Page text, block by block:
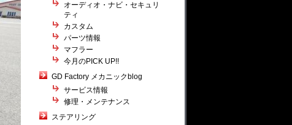
オーディオ・ナビ・セキュリ
ティ
カスタム
パーツ情報
マフラー
今月のPICK UP!!
GD Factory メカニックblog
サービス情報
修理・メンテナンス
ステアリング